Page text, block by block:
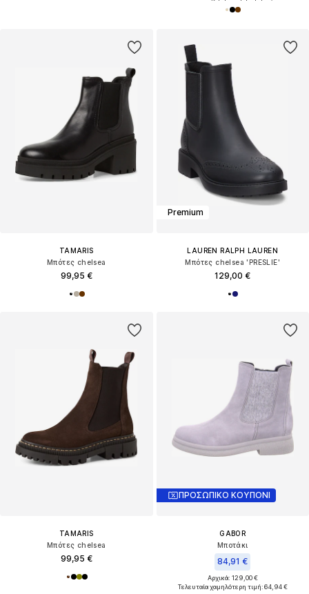
TAMARIS
Μπότες chelsea
99,95 €
Premium
LAUREN RALPH LAUREN
Μπότες chelsea 'PRESLIE'
129,00 €
TAMARIS
Μπότες chelsea
99,95 €
ΠΡΟΣΩΠΙΚΟ ΚΟΥΠΟΝΙ
GABOR
Μποτάκι
84,91 €
Αρχικά: 129,00 €
Τελευταία χαμηλότερη τιμή:64,94 €